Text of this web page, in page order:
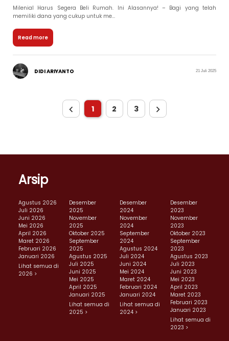
Milenial Harus Segera Beli Rumah. Ini Alasannya! – Bagi yang telah
memiliki dana yang cukup untuk me...
Read more
DIDI ARIYANTO 21 Juli 2025
1 2 3
Arsip
Agustus 2026
Juli 2026
Juni 2026
Mei 2026
April 2026
Maret 2026
Februari 2026
Januari 2026
Lihat semua di
2026 >
Desember
2025
November
2025
Oktober 2025
September
2025
Agustus 2025
Juli 2025
Juni 2025
Mei 2025
April 2025
Januari 2025
Lihat semua di
2025 >
Desember
2024
November
2024
September
2024
Agustus 2024
Juli 2024
Juni 2024
Mei 2024
Maret 2024
Februari 2024
Januari 2024
Lihat semua di
2024 >
Desember
2023
November
2023
Oktober 2023
September
2023
Agustus 2023
Juli 2023
Juni 2023
Mei 2023
April 2023
Maret 2023
Februari 2023
Januari 2023
Lihat semua di
2023 >